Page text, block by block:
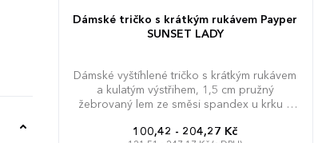
Dámské tričko s krátkým rukávem Payper
SUNSET LADY
Dámské vyštíhlené tričko s krátkým rukávem
a kulatým výstřihem, 1,5 cm pružný
žebrovaný lem ze směsi spandex u krku s
barevně kontrastní vyztužovací páska od
100,42 - 204,27 Kč